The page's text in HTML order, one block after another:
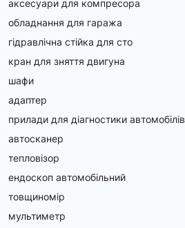
аксесуари для компресора
обладнання для гаража
гідравлічна стійка для сто
кран для зняття двигуна
шафи
адаптер
прилади для діагностики автомобілів
автосканер
тепловізор
ендоскоп автомобільний
товщиномір
мультиметр